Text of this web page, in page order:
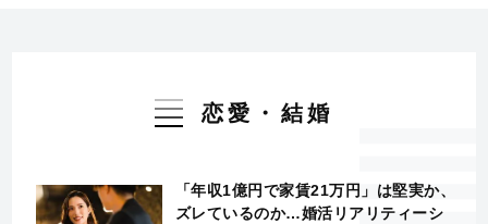
恋愛・結婚
「年収1億円で家賃21万円」は堅実か、
ズレているのか…婚活リアリティーシ